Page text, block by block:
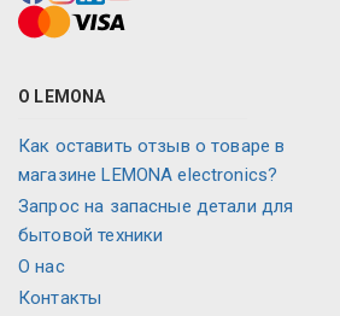
О LEMONA
Как оставить отзыв о товаре в
магазине LEMONA electronics?
Запрос на запасные детали для
бытовой техники
О нас
Контакты